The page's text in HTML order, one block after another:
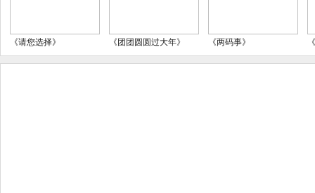
《请您选择》 《团团圆圆过大年》 《两码事》